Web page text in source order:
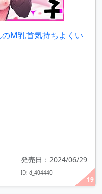
19
M乳首気持ちよくい
発売日：2024/06/29
ID: d_404440